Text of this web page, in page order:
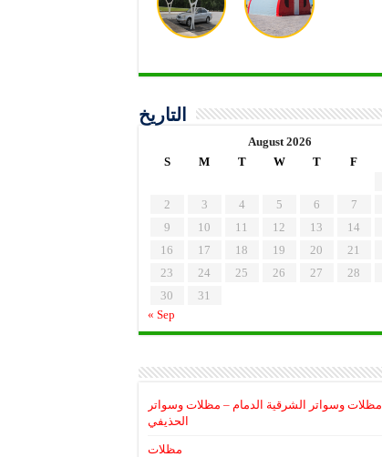
التاريخ
August 2026
S
M T W T F
2
3 4 5 6 7
9
10 11 12 13 14
16
17 18 19 20 21
23
24 25 26 27 28
30
31
« Sep
مظلات وسواتر الشرقية الدمام – مظلات وسواتر
الحذيفي
مظلات